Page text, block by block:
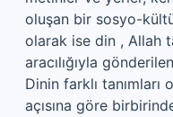
oluşan bir sosyo-
olarak ise din , Allah
aracılığıyla
Dinin farklı tanımları
açısına göre